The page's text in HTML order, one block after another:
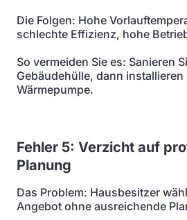
Die Folgen: Hohe
schlechte Effizienz, hohe
So vermeiden Sie es: Sanieren
Gebäudehülle, dann installieren
Wärmepumpe.
Fehler 5: Verzicht auf
Planung
Das Problem: Hausbesitzer
Angebot ohne ausreichende